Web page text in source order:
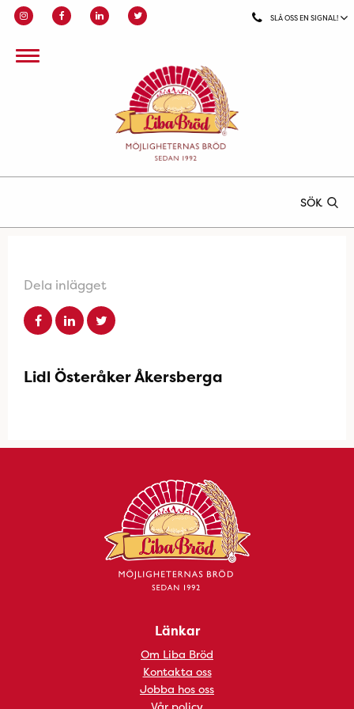
SLÅ OSS EN SIGNAL!
SÖK
Dela inlägget
Lidl Österåker Åkersberga
Länkar
Om Liba Bröd
Kontakta oss
Jobba hos oss